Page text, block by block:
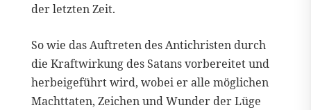
der letzten Zeit.
So wie das Auftreten des Antichristen durch
die Kraftwirkung des Satans vorbereitet und
herbeigeführt wird, wobei er alle möglichen
Machttaten, Zeichen und Wunder der Lüge